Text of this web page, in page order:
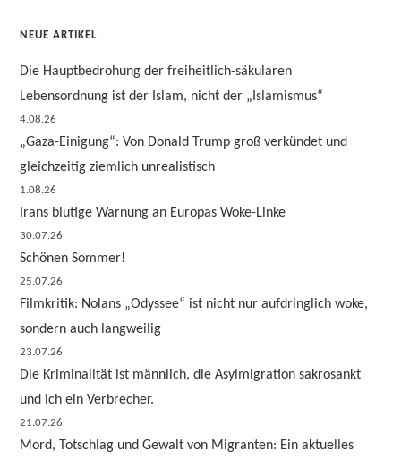
NEUE ARTIKEL
Die Hauptbedrohung der freiheitlich-säkularen
Lebensordnung ist der Islam, nicht der „Islamismus“
4.08.26
„Gaza-Einigung“: Von Donald Trump groß verkündet und
gleichzeitig ziemlich unrealistisch
1.08.26
Irans blutige Warnung an Europas Woke-Linke
30.07.26
Schönen Sommer!
25.07.26
Filmkritik: Nolans „Odyssee“ ist nicht nur aufdringlich woke,
sondern auch langweilig
23.07.26
Die Kriminalität ist männlich, die Asylmigration sakrosankt
und ich ein Verbrecher.
21.07.26
Mord, Totschlag und Gewalt von Migranten: Ein aktuelles